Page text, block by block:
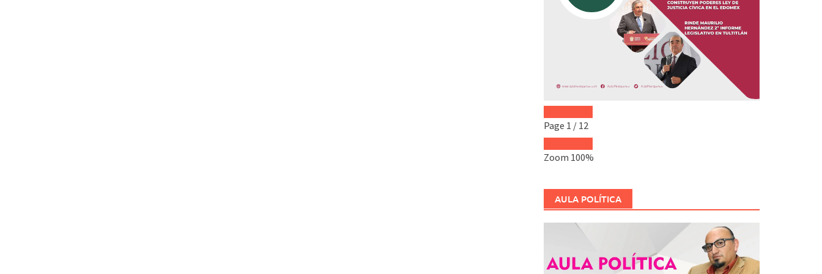
Page 1 / 12
Zoom 100%
AULA POLÍTICA